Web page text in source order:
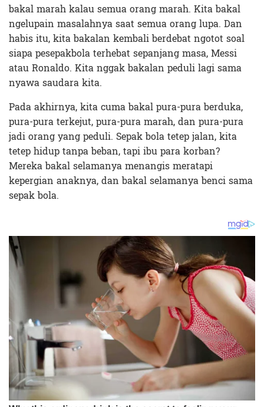
bakal marah kalau semua orang marah. Kita bakal
ngelupain masalahnya saat semua orang lupa. Dan
habis itu, kita bakalan kembali berdebat ngotot soal
siapa pesepakbola terhebat sepanjang masa, Messi
atau Ronaldo. Kita nggak bakalan peduli lagi sama
nyawa saudara kita.
Pada akhirnya, kita cuma bakal pura-pura berduka,
pura-pura terkejut, pura-pura marah, dan pura-pura
jadi orang yang peduli. Sepak bola tetep jalan, kita
tetep hidup tanpa beban, tapi ibu para korban?
Mereka bakal selamanya menangis meratapi
kepergian anaknya, dan bakal selamanya benci sama
sepak bola.